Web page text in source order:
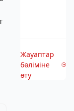
Жауаптар
бөліміне
өту